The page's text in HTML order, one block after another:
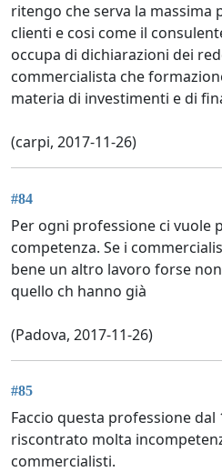
ritengo che serva la massima
clienti e cosi come il
occupa di dichiarazioni dei
commercialista che
materia di investimenti e di
(carpi, 2017-11-26)
#84
Per ogni professione ci vuole
competenza. Se i
bene un altro lavoro forse
quello ch hanno già
(Padova, 2017-11-26)
#85
Faccio questa professione dal
riscontrato molta
commercialisti.